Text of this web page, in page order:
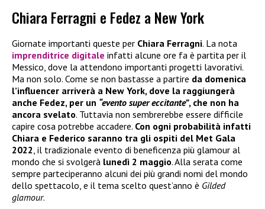
Chiara Ferragni e Fedez a New York
Giornate importanti queste per Chiara Ferragni. La nota
imprenditrice digitale infatti alcune ore fa è partita per il
Messico, dove la attendono importanti progetti lavorativi.
Ma non solo. Come se non bastasse a partire da domenica
l’influencer arriverà a New York, dove la raggiungerà
anche Fedez, per un “evento super eccitante”, che non ha
ancora svelato. Tuttavia non sembrerebbe essere difficile
capire cosa potrebbe accadere. Con ogni probabilità infatti
Chiara e Federico saranno tra gli ospiti del Met Gala
2022, il tradizionale evento di beneficenza più glamour al
mondo che si svolgerà lunedì 2 maggio. Alla serata come
sempre parteciperanno alcuni dei più grandi nomi del mondo
dello spettacolo, e il tema scelto quest’anno è Gilded
glamour.